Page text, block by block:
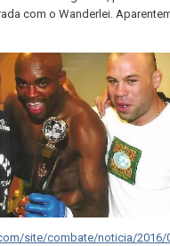
com o Wanderlei.
site/combate/noticia/2016/